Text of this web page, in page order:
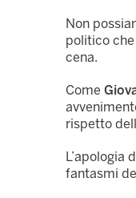
Non
politico che
cena.
Come
rispetto
L’apologia
fantasmi